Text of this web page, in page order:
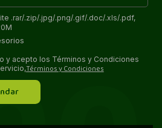
.rar/.zip/.jpg/.png/.gif/.doc/.xls/.pdf,
y acepto los Términos y Condiciones
Términos y Condiciones